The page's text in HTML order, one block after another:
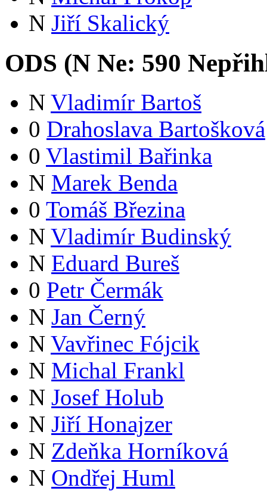
N Jiří Skalický
ODS (N Ne: 590
N Vladimír Bartoš
0 Drahoslava Bartošková
0 Vlastimil Bařinka
N Marek Benda
0 Tomáš Březina
N Vladimír Budinský
N Eduard Bureš
0 Petr Čermák
N Jan Černý
N Vavřinec Fójcik
N Michal Frankl
N Josef Holub
N Jiří Honajzer
N Zdeňka Horníková
N Ondřej Huml